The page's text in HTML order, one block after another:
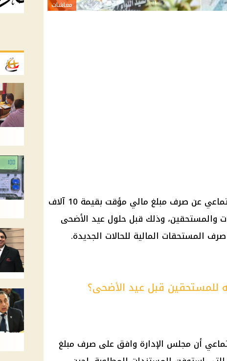
معاشات
عن صرف مبلغ مالي مؤقت بقيمة 10 آلاف
والمستحقين، وذلك قبل حلول عيد الأضحى
المستحقات المالية للحالات الجديدة.
أن مجلس الإدارة وافق على صرف مبلغ